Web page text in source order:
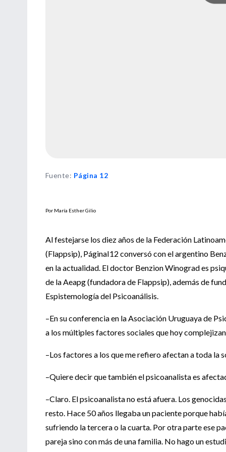
Fuente: Página 12
Por María Esther Gilio
Al festejarse los diez años de la Federación
(Flappsip), PáginaI12 conversó con el argentino
en la actualidad. El doctor Benzion Winograd es
de la Aeapg (fundadora de Flappsip), además de
Espistemología del Psicoanálisis.
–En su conferencia en la Asociación Uruguaya de
a los múltiples factores sociales que hoy
–Los factores a los que me refiero afectan a toda la
–Quiere decir que también el psicoanalista es
–Claro. El psicoanalista no está afuera. Los
resto. Hace 50 años llegaba un paciente porque
sufriendo la tercera o la cuarta. Por otra parte ese
pareja sino con más de una familia. No hago un